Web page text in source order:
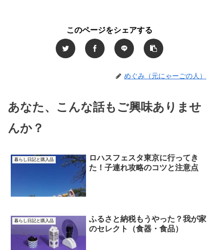
このページをシェアする
めぐみ（元にゃーごの人）
あなた、こんな話もご興味ありませ
んか？
暮らし日記と購入品
ロハスフェスタ東京に行ってき
た！子連れ攻略のコツと注意点
暮らし日記と購入品
ふるさと納税もうやった？我が家
のセレクト（食器・食品）